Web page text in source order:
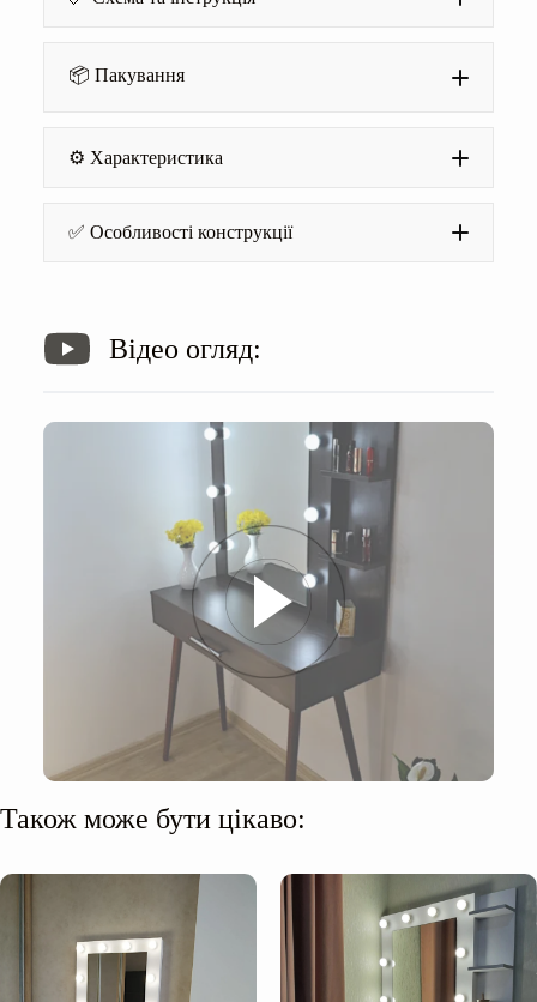
📦 Пакування
⚙️ Характеристика
Освітлення:
Висота до стільниці:
Особливості конструкції:
✅ Особливості конструкції
Відео огляд:
Також може бути цікаво: